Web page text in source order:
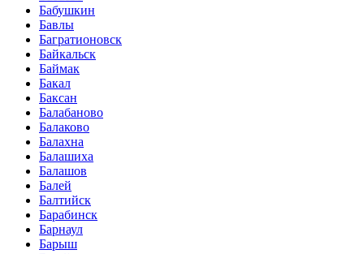
Бабушкин
Бавлы
Багратионовск
Байкальск
Баймак
Бакал
Баксан
Балабаново
Балаково
Балахна
Балашиха
Балашов
Балей
Балтийск
Барабинск
Барнаул
Барыш